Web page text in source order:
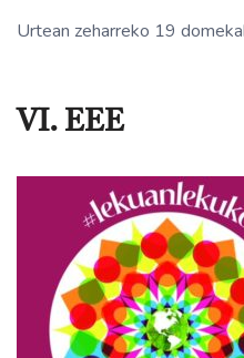
Urtean zeharreko 19
VI. EEE